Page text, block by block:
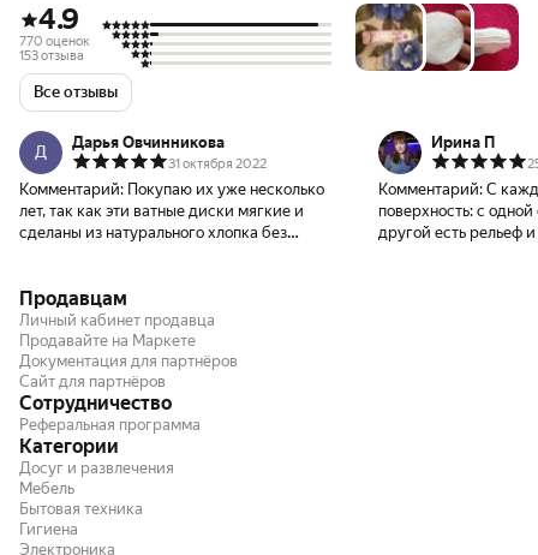
4.9
770 оценок
153 отзыва
Все отзывы
Д
Дарья Овчинникова
31 октября 2022
Комментарий: Покупаю их уже несколько
лет, так как эти ватные диски мягкие и
сделаны из натурального хлопка без
очищать кожу. Ватные диски используются
экономно, так как одного хватает снять
макияж с обоих глаз, он не расползается и
не рвется, как более дешевые варианты.
Диски имеют эффект прошитых краев, они
пухлые и мягкие. И самое главное —
никаких ворсинок после их использования.
В упаковке 120 штук, хватает надолго.
Ирина П
Комментарий: С
поверхность: с
другой есть рельеф
Продавцам
Личный кабинет продавца
Продавайте на Маркете
Документация для партнёров
Сайт для партнёров
Сотрудничество
Реферальная программа
Категории
Досуг и развлечения
Мебель
Бытовая техника
Гигиена
Электроника